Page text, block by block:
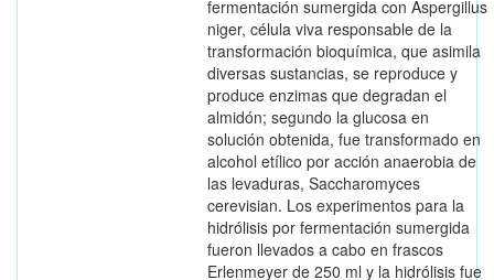
fermentación sumergida con Aspergillus
niger, célula viva responsable de la
transformación bioquímica, que asimila
diversas sustancias, se reproduce y
produce enzimas que degradan el
almidón; segundo la glucosa en
solución obtenida, fue transformado en
alcohol etílico por acción anaerobia de
las levaduras, Saccharomyces
cerevisian. Los experimentos para la
hidrólisis por fermentación sumergida
fueron llevados a cabo en frascos
Erlenmeyer de 250 ml y la hidrólisis fue